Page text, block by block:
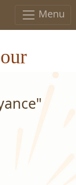
Menu